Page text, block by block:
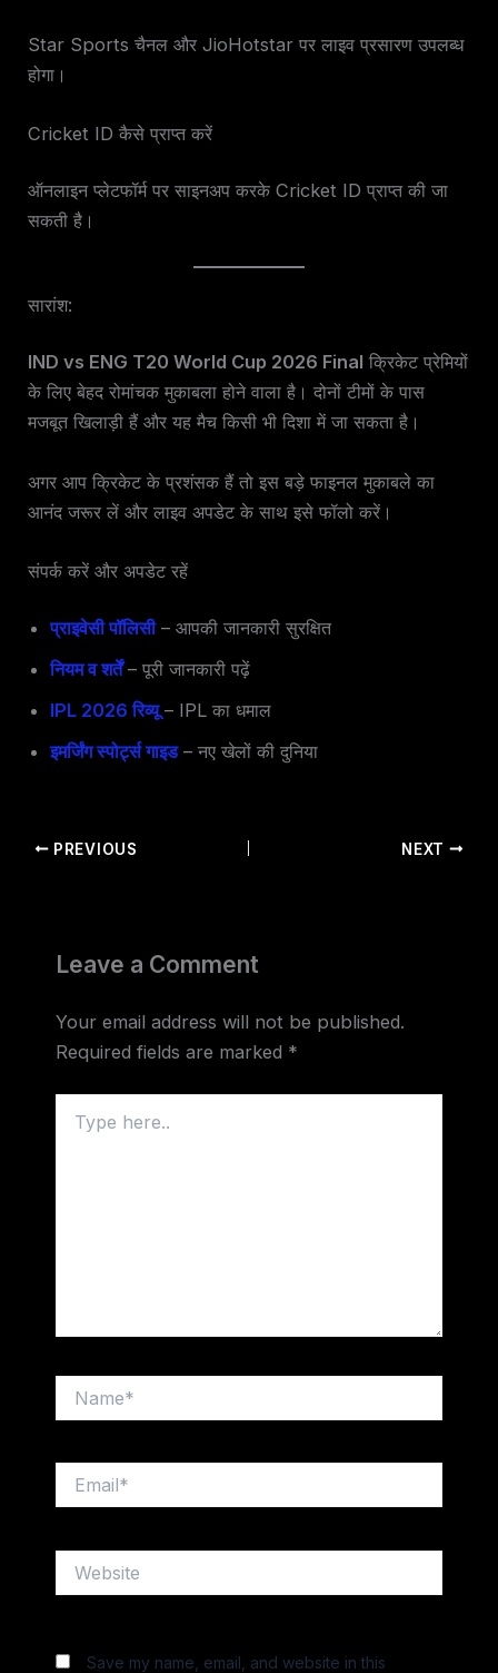
Star Sports चैनल और JioHotstar पर लाइव प्रसारण उपलब्ध
होगा।
Cricket ID कैसे प्राप्त करें
ऑनलाइन प्लेटफॉर्म पर साइनअप करके Cricket ID प्राप्त की जा
सकती है।
सारांश:
IND vs ENG T20 World Cup 2026 Final क्रिकेट प्रेमियों
के लिए बेहद रोमांचक मुकाबला होने वाला है। दोनों टीमों के पास
मजबूत खिलाड़ी हैं और यह मैच किसी भी दिशा में जा सकता है।
अगर आप क्रिकेट के प्रशंसक हैं तो इस बड़े फाइनल मुकाबले का
आनंद जरूर लें और लाइव अपडेट के साथ इसे फॉलो करें।
संपर्क करें और अपडेट रहें
प्राइवेसी पॉलिसी– आपकी जानकारी सुरक्षित
नियम व शर्तें– पूरी जानकारी पढ़ें
IPL 2026 रिव्यू– IPL का धमाल
इमर्जिंग स्पोर्ट्स गाइड– नए खेलों की दुनिया
PREVIOUS NEXT
Leave a Comment
Your email address will not be published.
Required fields are marked *
here..
Save my name, email, and website in this